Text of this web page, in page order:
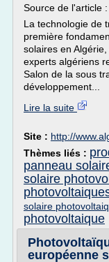
Source de l'article :
La technologie de
première
solaires en
experts algériens
Salon de la sous
développement...
Lire la suite
Site : http://
Thèmes liés :
panneau
solaire
solaire
photovoltaique
européenne